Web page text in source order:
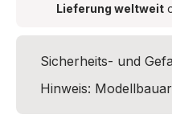
Lieferung weltweit
Sicherheits- und
Hinweis: